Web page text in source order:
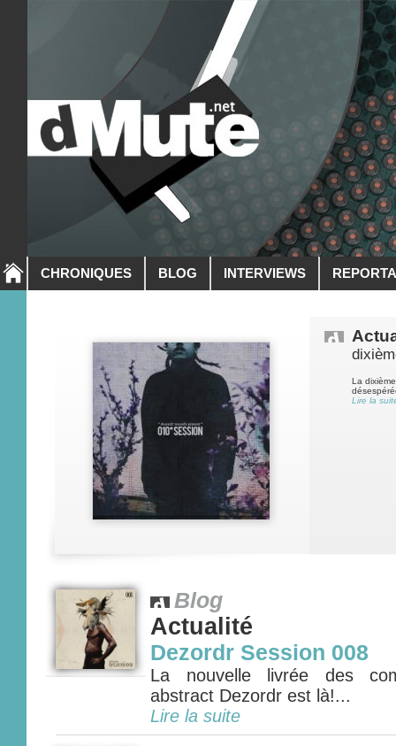
CHRONIQUES BLOG INTERVIEWS
La
Lire la
Blog
Actualité
Dezordr Session 008
La nouvelle livrée des
abstract Dezordr est là!...
Lire la suite